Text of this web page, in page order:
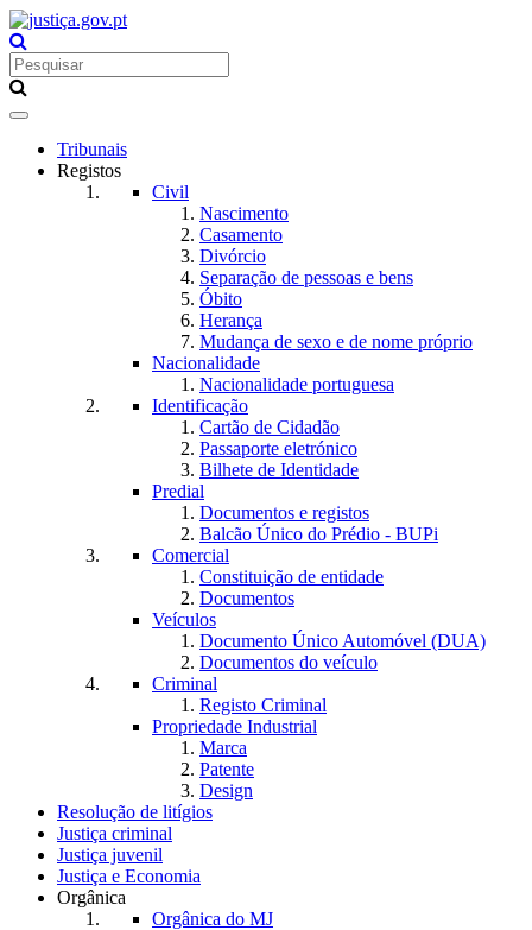
Toggle
navigationTribunais
Registos
Civil
Nascimento
Casamento
Divórcio
Separação de pessoas e bens
Óbito
Herança
Mudança de sexo e de nome próprio
Nacionalidade
Nacionalidade portuguesa
Identificação
Cartão de Cidadão
Passaporte eletrónico
Bilhete de Identidade
Predial
Documentos e registos
Balcão Único do Prédio - BUPi
Comercial
Constituição de entidade
Documentos
Veículos
Documento Único Automóvel (DUA)
Documentos do veículo
Criminal
Registo Criminal
Propriedade Industrial
Marca
Patente
Design
Resolução de litígios
Justiça criminal
Justiça juvenil
Justiça e Economia
Orgânica
Orgânica do MJ